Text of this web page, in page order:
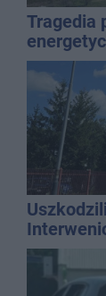
Tragedia